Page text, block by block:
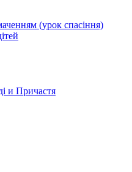
(урок спасіння)
и Причастя